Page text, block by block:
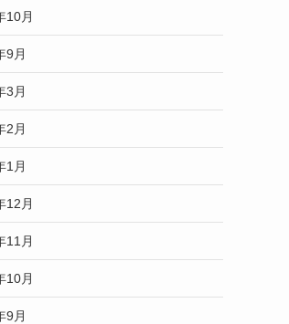
10月
9月
3月
2月
1月
12月
11月
10月
9月